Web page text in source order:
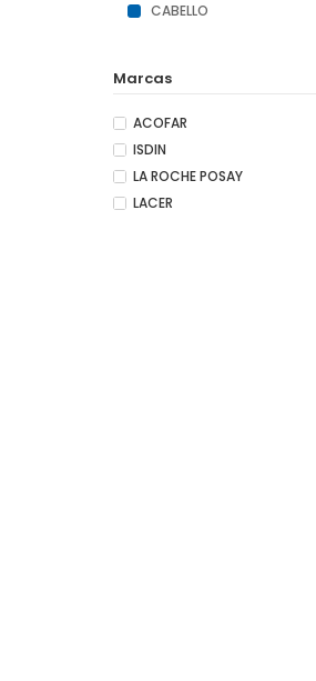
CABELLO
Marcas
ACOFAR
ISDIN
LA ROCHE POSAY
LACER